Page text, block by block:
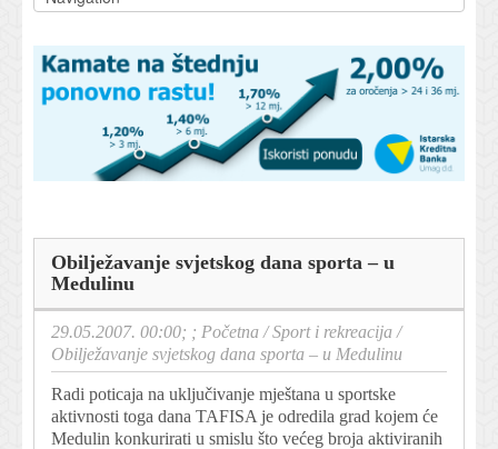
Obilježavanje svjetskog dana sporta – u
Medulinu
29.05.2007. 00:00; ; Početna /Sport i rekreacija /
Obilježavanje svjetskog dana sporta – u Medulinu
Radi poticaja na uključivanje mještana u sportske
aktivnosti toga dana TAFISA je odredila grad kojem će
Medulin konkurirati u smislu što većeg broja aktiviranih